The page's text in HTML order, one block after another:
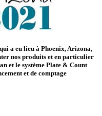
qui a eu lieu à Phoenix, Arizona,
nos produits et en particulier
et le système Plate & Count
et de comptage